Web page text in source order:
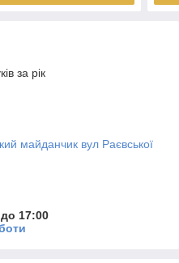
за рік
майданчик вул Раєвської
17:00